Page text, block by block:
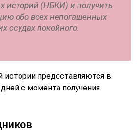
историй (НБКИ) и получить
обо всех непогашенных
ссудах покойного.
истории предоставляются в
с момента получения